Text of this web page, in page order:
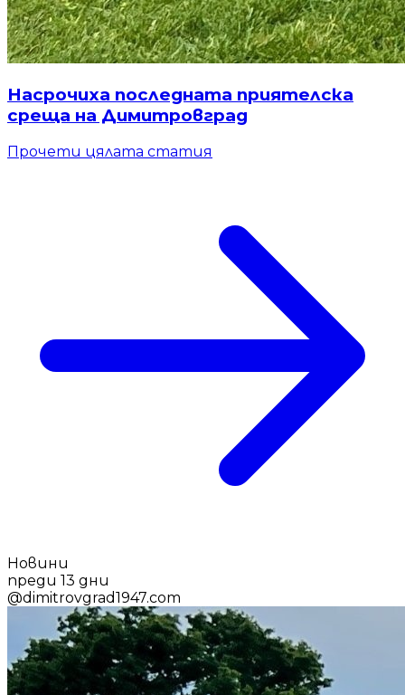
Насрочиха последната приятелска
среща на Димитровград
Прочети цялата статия
Новини
преди 13 дни
@dimitrovgrad1947.com